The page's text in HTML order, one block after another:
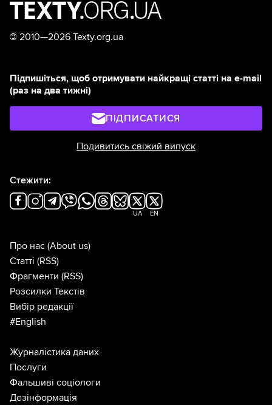
© 2010—2026 Texty.org.ua
Підпишіться, щоб отримувати найкращі статті на e-mail
(раз на два тижні)
ПІДПИСАТИСЯ
Подивитись свіжий випуск
Стежити:
UA EN
Про нас (About us)
Статті (RSS)
Фрагменти (RSS)
Розсилки Текстів
Вибір редакції
#English
Журналістика даних
Послуги
Фальшиві соціологи
Дезінформація